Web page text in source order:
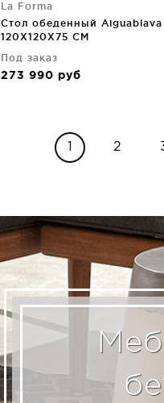
La Forma
Стол обеденный Aiguablava
120X120X75 CM
Под заказ
273 990 руб
2